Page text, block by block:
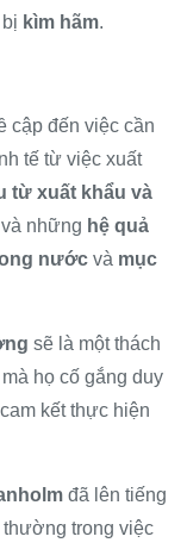
kìm hãm.
cập đến việc cần
tế từ việc xuất
từ xuất khẩu và
và những hệ quả
nước và mục
sẽ là một thách
họ cố gắng duy
kết thực hiện
đã lên tiếng
thường trong việc